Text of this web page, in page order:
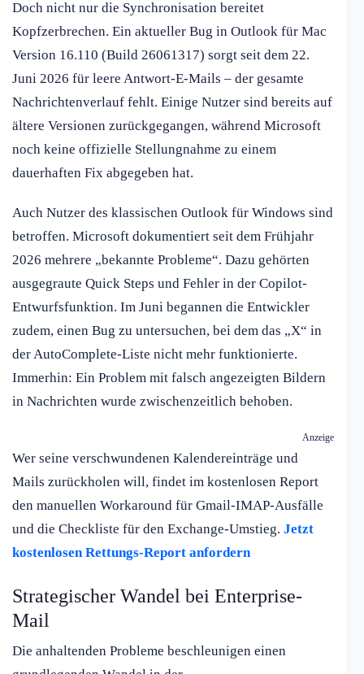
Doch nicht nur die Synchronisation bereitet
Kopfzerbrechen. Ein aktueller Bug in Outlook für Mac
Version 16.110 (Build 26061317) sorgt seit dem 22.
Juni 2026 für leere Antwort-E-Mails – der gesamte
Nachrichtenverlauf fehlt. Einige Nutzer sind bereits auf
ältere Versionen zurückgegangen, während Microsoft
noch keine offizielle Stellungnahme zu einem
dauerhaften Fix abgegeben hat.
Auch Nutzer des klassischen Outlook für Windows sind
betroffen. Microsoft dokumentiert seit dem Frühjahr
2026 mehrere „bekannte Probleme“. Dazu gehörten
ausgegraute Quick Steps und Fehler in der Copilot-
Entwurfsfunktion. Im Juni begannen die Entwickler
zudem, einen Bug zu untersuchen, bei dem das „X“ in
der AutoComplete-Liste nicht mehr funktionierte.
Immerhin: Ein Problem mit falsch angezeigten Bildern
in Nachrichten wurde zwischenzeitlich behoben.
Anzeige
Wer seine verschwundenen Kalendereinträge und
Mails zurückholen will, findet im kostenlosen Report
den manuellen Workaround für Gmail-IMAP-Ausfälle
und die Checkliste für den Exchange-Umstieg. Jetzt
kostenlosen Rettungs-Report anfordern
Strategischer Wandel bei Enterprise-
Mail
Die anhaltenden Probleme beschleunigen einen